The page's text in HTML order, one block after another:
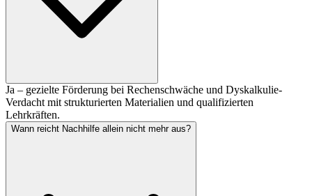
Ja – gezielte Förderung bei Rechenschwäche und Dyskalkulie-
Verdacht mit strukturierten Materialien und qualifizierten
Lehrkräften.
Wann reicht Nachhilfe allein nicht mehr aus?